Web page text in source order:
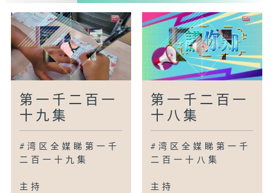
广州：地铁试行「闸机常开门」模式
广州：多项举措保障十五运会顺利举行
广州：培育低空飞行人才
湾区新里程
南京：外国汉学家体验非物质文化遗产技艺
杭州：夜游西湖小岛
中山：藏粤情中国心
长春：持续推进伊通河综合治理
鸟瞰神州
第一千二百一
十九集
#湾区全媒睇第一千
二百一十九集
主持
第一千二百一
十八集
#湾区全媒睇第一千
二百一十八集
主持